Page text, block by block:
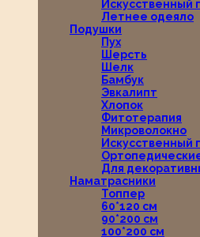
Искусственный
Летнее одеяло
Подушки
Пух
Шерсть
Шелк
Бамбук
Эвкалипт
Хлопок
Фитотерапия
Микроволокно
Искусственный
Для
Наматрасники
Топпер
60*120 см
90*200 см
100*200 см